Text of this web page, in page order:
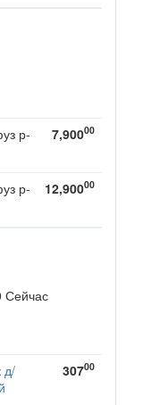
р-
7,90000
р-
12,90000
Сейчас
д/
30700